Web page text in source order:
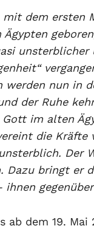
mit dem ersten
unsterblicher
werden nun in
der Ruhe
im alten
die
Dazu bringt er
dem 19. Mai